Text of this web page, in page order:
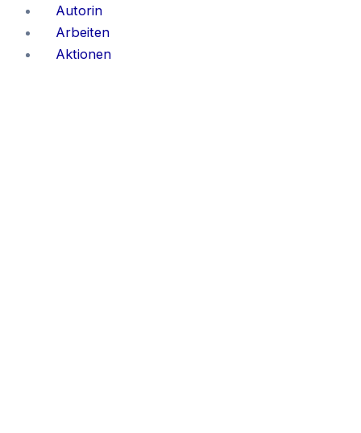
Zum
Inhalt
springen
Autorin
Arbeiten
Aktionen